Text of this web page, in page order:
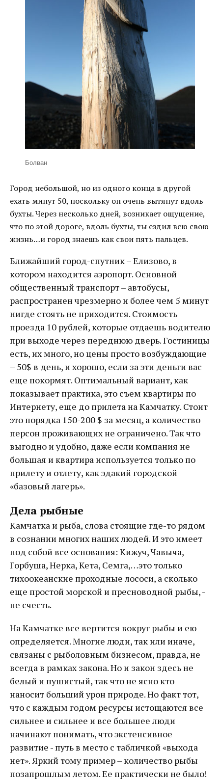
Болван
Город небольшой, но из одного конца в другой
ехать минут 50, поскольку он очень вытянут вдоль
бухты. Через несколько дней, возникает ощущение,
что по этой дороге, вдоль бухты, ты ездил всю свою
жизнь…и город знаешь как свои пять пальцев.
Ближайший город-спутник – Елизово, в
котором находится аэропорт. Основной
общественный транспорт – автобусы,
распространен чрезмерно и более чем 5 минут
нигде стоять не приходится. Стоимость
проезда 10 рублей, которые отдаешь водителю
при выходе через переднюю дверь. Гостиницы
есть, их много, но цены просто возбуждающие
– 50$ в день, и хорошо, если за эти деньги вас
еще покормят. Оптимальный вариант, как
показывает практика, это съем квартиры по
Интернету, еще до прилета на Камчатку. Стоит
это порядка 150-200 $ за месяц, а количество
персон проживающих не ограничено. Так что
выгодно и удобно, даже если компания не
большая и квартира используется только по
прилету и отлету, как эдакий городской
«базовый лагерь».
Дела рыбные
Камчатка и рыба, слова стоящие где-то рядом
в сознании многих наших людей. И это имеет
под собой все основания: Кижуч, Чавыча,
Горбуша, Нерка, Кета, Семга,…это только
тихоокеанские проходные лососи, а сколько
еще простой морской и пресноводной рыбы, -
не счесть.
На Камчатке все вертится вокруг рыбы и ею
определяется. Многие люди, так или иначе,
связаны с рыболовным бизнесом, правда, не
всегда в рамках закона. Но и закон здесь не
белый и пушистый, так что не ясно кто
наносит больший урон природе. Но факт тот,
что с каждым годом ресурсы истощаются все
сильнее и сильнее и все большее люди
начинают понимать, что экстенсивное
развитие - путь в место с табличкой «выхода
нет». Яркий тому пример – количество рыбы
позапрошлым летом. Ее практически не было!